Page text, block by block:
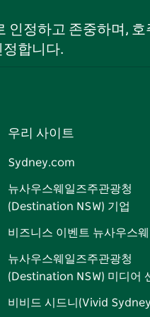
정하고 존중하며, 호
정합니다.
우리 사이트
Sydney.com
뉴사우스웨일즈주관광청
(Destination NSW) 기업
비즈니스 이벤트 뉴사우스
뉴사우스웨일즈주관광청
(Destination NSW) 미디어
비비드 시드니(Vivid